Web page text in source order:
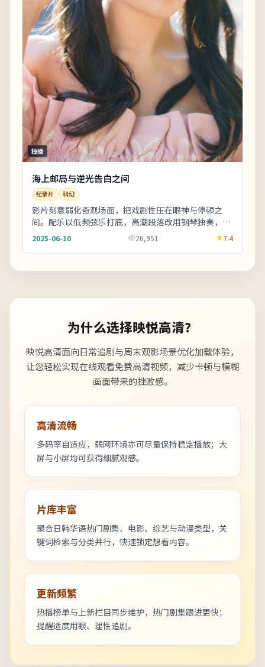
独播
海上邮局与逆光告白之间
纪录片 科幻
影片刻意弱化奇观场面，把戏剧性压在眼神与停顿之
间。配乐以低频弦乐打底，高潮段落改用钢琴独奏，情
绪克制而有后劲。适合晚间完整观看，配合大屏与环绕
声...
2025-06-10 26,951 7.4
为什么选择映悦高清？
映悦高清面向日常追剧与周末观影场景优化加载体验，
让您轻松实现在线观看免费高清视频，减少卡顿与模糊
画面带来的挫败感。
高清流畅
多码率自适应，弱网环境亦可尽量保持稳定播放；大
屏与小屏均可获得细腻观感。
片库丰富
聚合日韩华语热门剧集、电影、综艺与动漫类型，关
键词检索与分类并行，快速锁定想看内容。
更新频繁
热播榜单与上新栏目同步维护，热门剧集跟进更快；
提醒适度用眼、理性追剧。